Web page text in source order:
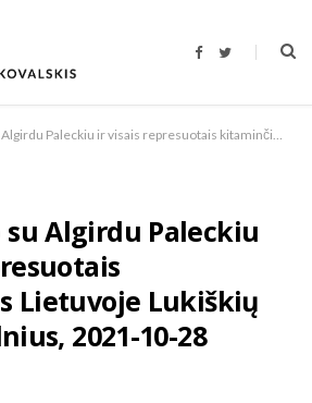
F
b
o
T
t
r
Algirdu Paleckiu
Lietuvoje Lukiškių
2021-10-28